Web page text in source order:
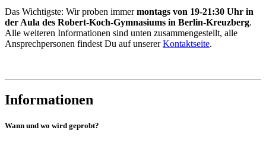
Das Wichtigste: Wir proben immermontags von 19-21:30 Uhr in
der Aula des Robert-Koch-Gymnasiums in Berlin-Kreuzberg.
Alle weiteren Informationen sind unten zusammengestellt, alle
Ansprechpersonen findest Du auf unsererKontaktseite.
Informationen
Wann und wo wird geprobt?